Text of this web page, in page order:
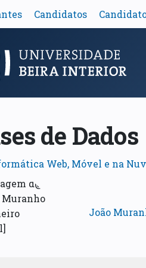
Candidatos
Principal
de Dados
Web, Móvel e na
João